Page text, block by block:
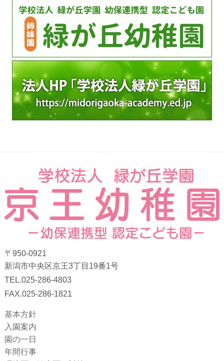
〒950-0921
新潟市中央区京王3丁目19番1号
TEL.025-286-4803
FAX.025-286-1821
基本方針
入園案内
園の一日
年間行事